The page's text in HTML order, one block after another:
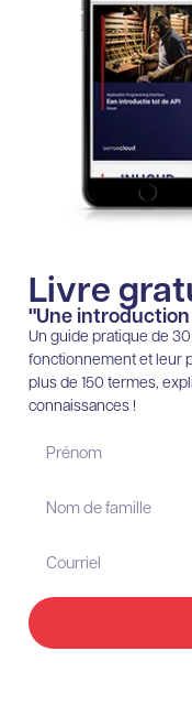
Livre
"Une introduction
Un guide pratique de
fonctionnement et leur
plus de 150 termes,
connaissances !